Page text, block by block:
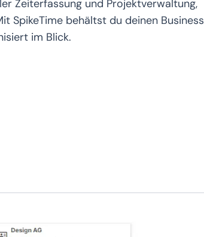
Zeiterfassung und Projektverwaltung,
SpikeTime behältst du deinen Business
im Blick.